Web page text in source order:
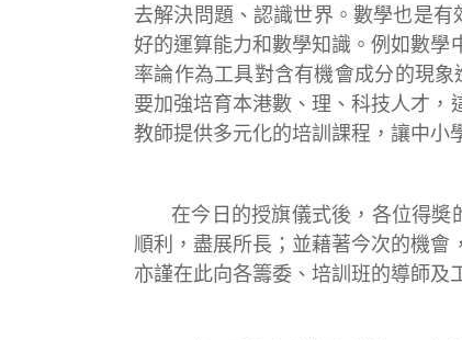
去解決問題、認識世界。數學也是
好的運算能力和數學知識。例如數
率論作為工具對含有機會成分的現
要加強培育本港數、理、科技人才
教師提供多元化的培訓課程，讓中小
在今日的授旗儀式後，各位得奬
順利，盡展所長；並藉著今次的機
亦謹在此向各籌委、培訓班的導師及